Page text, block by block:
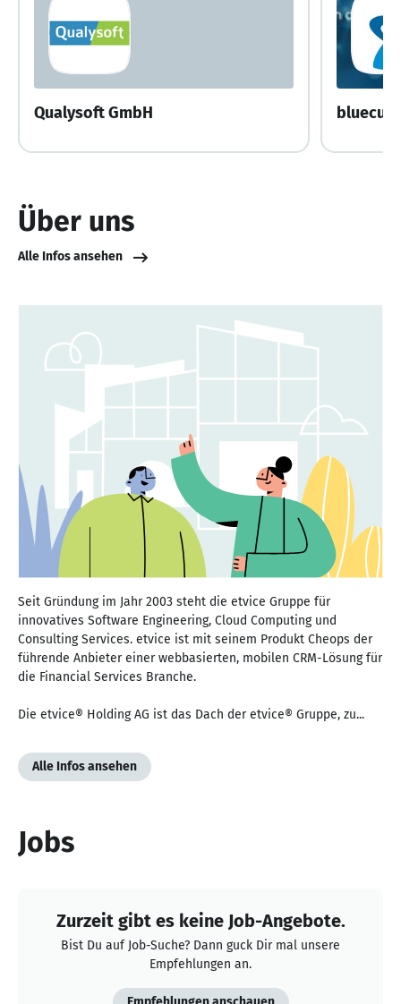
Qualysoft GmbH bluecue
Über uns
Alle Infos ansehen
Seit Gründung im Jahr 2003 steht die etvice Gruppe für
innovatives Software Engineering, Cloud Computing und
Consulting Services. etvice ist mit seinem Produkt Cheops der
führende Anbieter einer webbasierten, mobilen CRM-Lösung für
die Financial Services Branche.
Die etvice® Holding AG ist das Dach der etvice® Gruppe, zu...
Alle Infos ansehen
Jobs
Zurzeit gibt es keine Job-Angebote.
Bist Du auf Job-Suche? Dann guck Dir mal unsere
Empfehlungen an.